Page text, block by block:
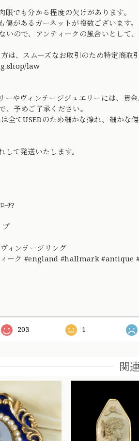
眼でも分かる程度の欠けがあります。
があるガーネットが複数ございます。
ので、アンティークの風合いとして、
は、スムーズなお取引のため特定商取
law
ーやヴィンテージジュエリーには、貴
、予めご了承ください。
全てUSEDのため細かな擦れ、細かな
て発送いたします。
ｰﾁ?
プ
ィンテージリング
ィーク #england #hallmark
203 1
関